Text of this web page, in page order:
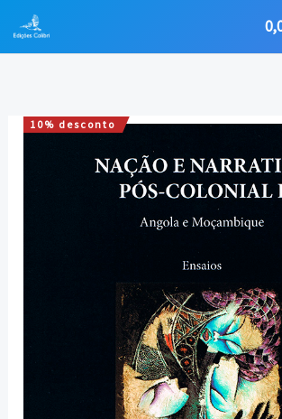
10% desconto
O
preço
original
18,00 €.
preço
atual
é:
16,20 €.
Quantidade
Moçambique